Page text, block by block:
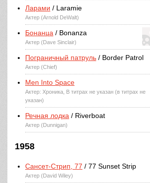
Ларами / Laramie
Актер (Arnold DeWalt)
Бонанца / Bonanza
Актер (Dave Sinclair)
Пограничный патруль / Border Patrol
Актер (Chief)
Men Into Space
Актер: Хроника, В титрах не указан (в титрах не
указан)
Речная лодка / Riverboat
Актер (Dunnigan)
1958
Сансет-Стрип, 77 / 77 Sunset Strip
Актер (David Wiley)